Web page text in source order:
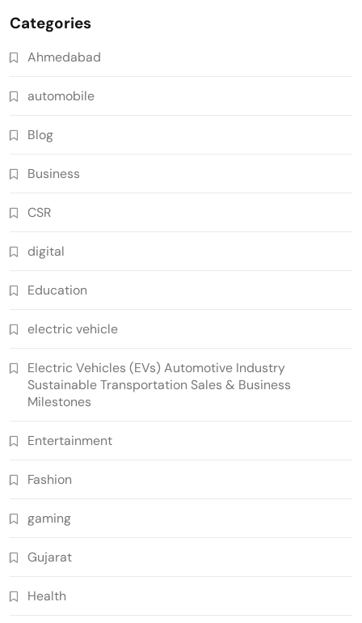
Categories
Ahmedabad
automobile
Blog
Business
CSR
digital
Education
electric vehicle
Electric Vehicles (EVs) Automotive Industry
Sustainable Transportation Sales & Business
Milestones
Entertainment
Fashion
gaming
Gujarat
Health